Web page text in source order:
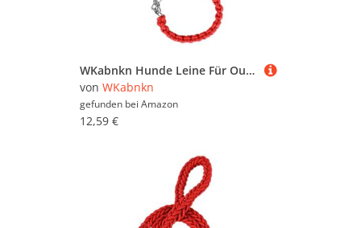
WKabnkn Hunde Leine Für Outdoor Walking Nopull Haustiertraining Leiter Praktisches Nylon Leine Einstellbares Traktionsseil Für Große Hunde Blei
von WKabnkn
gefunden bei Amazon
12,59 €